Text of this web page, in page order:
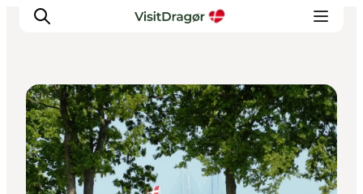
Oplev
Kultur & Historie
Byliv & Mad
Cafeer